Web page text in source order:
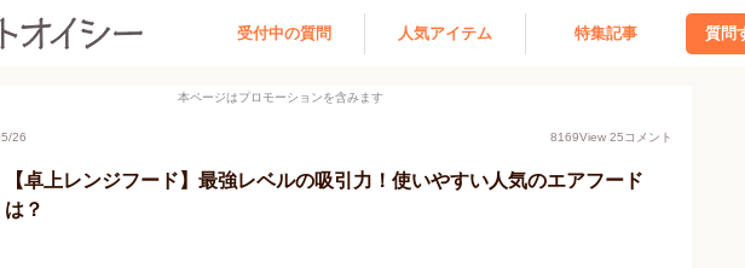
受付中の質問 人気アイテム 特集記事 質問
本ページはプロモーションを含みます
26 8169View 25コメント
【卓上レンジフード】最強レベルの吸引力！使いやすい人気のエアフード
は？